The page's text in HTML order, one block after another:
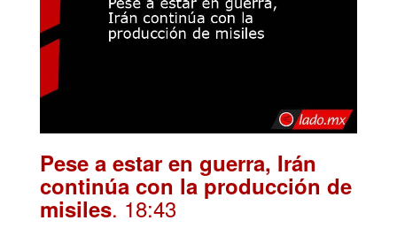
Pese a estar en guerra, Irán
continúa con la producción de
misiles. 18:43